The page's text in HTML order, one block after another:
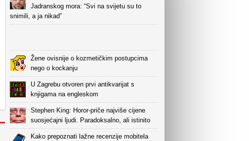
Jadranskog mora: “Svi na svijetu su to
snimili, a ja nikad”
Žene ovisnije o kozmetičkim postupcima
nego o kockanju
U Zagrebu otvoren prvi antikvarijat s
knjigama na engleskom
Stephen King: Horor-priče najviše cijene
suosjećajni ljudi. Paradoksalno, ali istinito
Kako prepoznati lažne recenzije mobitela